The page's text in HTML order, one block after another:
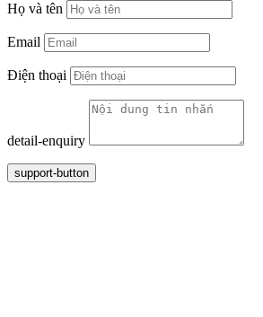
Họ và tên
Email
Điện thoại
detail-enquiry
support-button